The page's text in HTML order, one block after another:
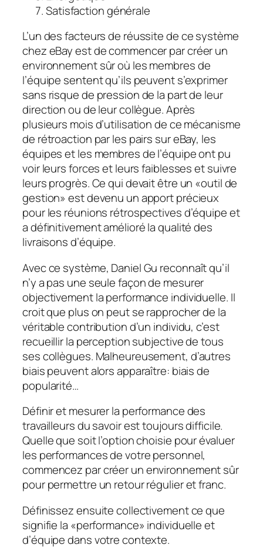
Satisfaction générale
L’un des facteurs de réussite de ce système
chez eBay est de commencer par créer un
environnement sûr où les membres de
l’équipe sentent qu’ils peuvent s’exprimer
sans risque de pression de la part de leur
direction ou de leur collègue. Après
plusieurs mois d’utilisation de ce mécanisme
de rétroaction par les pairs sur eBay, les
équipes et les membres de l’équipe ont pu
voir leurs forces et leurs faiblesses et suivre
leurs progrès. Ce qui devait être un «outil de
gestion» est devenu un apport précieux
pour les réunions rétrospectives d’équipe et
a définitivement amélioré la qualité des
livraisons d’équipe.
Avec ce système, Daniel Gu reconnaît qu’il
n’y a pas une seule façon de mesurer
objectivement la performance individuelle. Il
croit que plus on peut se rapprocher de la
véritable contribution d’un individu, c’est
recueillir la perception subjective de tous
ses collègues. Malheureusement, d’autres
biais peuvent alors apparaître: biais de
popularité…
Définir et mesurer la performance des
travailleurs du savoir est toujours difficile.
Quelle que soit l’option choisie pour évaluer
les performances de votre personnel,
commencez par créer un environnement sûr
pour permettre un retour régulier et franc.
Définissez ensuite collectivement ce que
signifie la «performance» individuelle et
d’équipe dans votre contexte.